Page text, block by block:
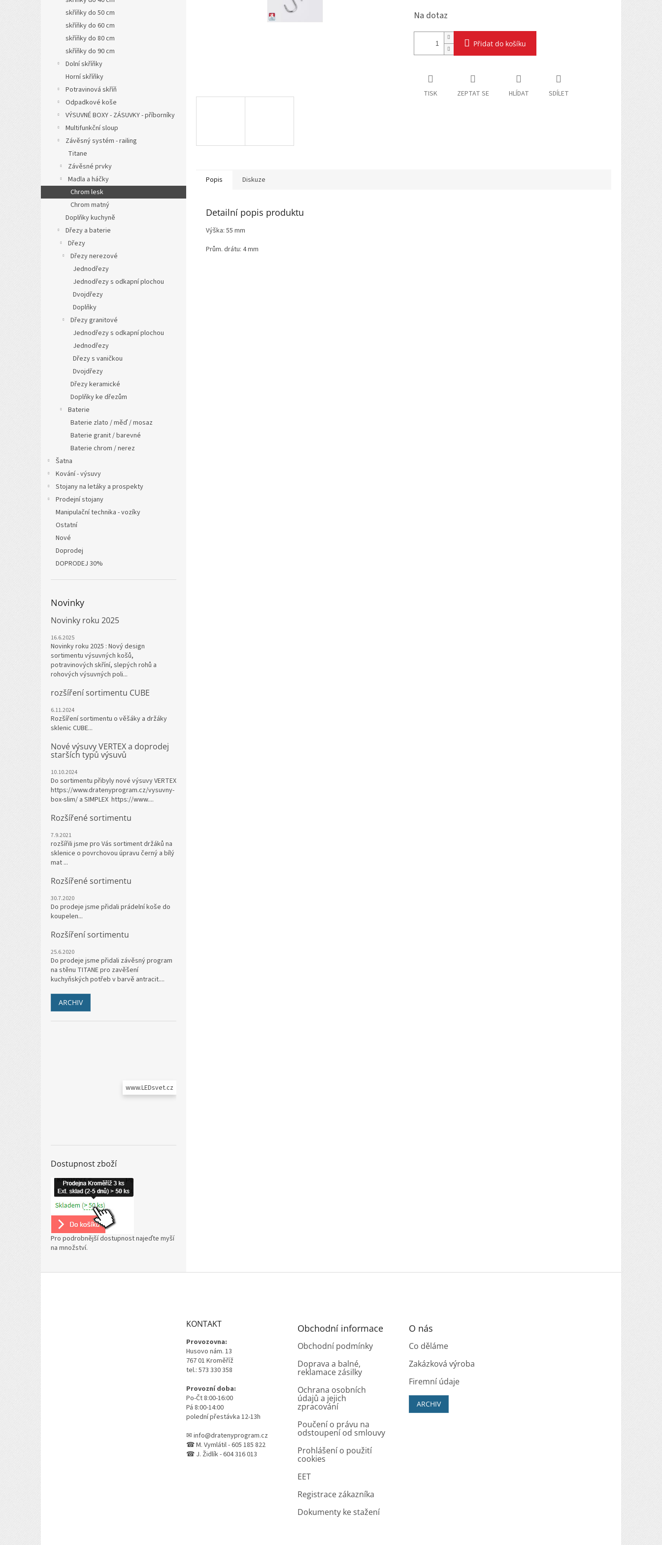
skříňky do 50 cm
skříňky do 60 cm
skříňky do 80 cm
skříňky do 90 cm
Dolní skříňky
Horní skříňky
Potravinová skříň
Odpadkové koše
VÝSUVNÉ BOXY - ZÁSUVKY - příborníky
Multifunkční sloup
Závěsný systém - railing
Titane
Závěsné prvky
Madla a háčky
Chrom lesk
Chrom matný
Doplňky kuchyně
Dřezy a baterie
Dřezy
Dřezy nerezové
Jednodřezy
Jednodřezy s odkapní plochou
Dvojdřezy
Doplňky
Dřezy granitové
Jednodřezy s odkapní plochou
Jednodřezy
Dřezy s vaničkou
Dvojdřezy
Dřezy keramické
Doplňky ke dřezům
Baterie
Baterie zlato / měď / mosaz
Baterie granit / barevné
Baterie chrom / nerez
Šatna
Kování - výsuvy
Stojany na letáky a prospekty
Prodejní stojany
Manipulační technika - vozíky
Ostatní
Nové
Doprodej
DOPRODEJ 30%
Novinky
Novinky roku 2025
16.6.2025
Novinky roku 2025 : Nový design
sortimentu výsuvných košů,
potravinových skříní, slepých rohů a
rohových výsuvných poli...
rozšíření sortimentu CUBE
6.11.2024
Rozšíření sortimentu o věšáky a držáky
sklenic CUBE...
Nové výsuvy VERTEX a doprodej
starších typů výsuvů
10.10.2024
Do sortimentu přibyly nové výsuvy VERTEX
https://www.dratenyprogram.cz/vysuvny-
box-slim/ a SIMPLEX https://www....
Rozšířené sortimentu
7.9.2021
rozšířili jsme pro Vás sortiment držáků na
sklenice o povrchovou úpravu černý a bílý
mat ...
Rozšířené sortimentu
30.7.2020
Do prodeje jsme přidali prádelní koše do
koupelen...
Rozšíření sortimentu
25.6.2020
Do prodeje jsme přidali závěsný program
na stěnu TITANE pro zavěšení
kuchyňských potřeb v barvě antracit....
ARCHIV
www.LEDsvet.cz
Dostupnost zboží
Pro podrobnější dostupnost najeďte myší
na množství.
Na dotaz
Přidat do košíku
TISK ZEPTAT SE HLÍDAT SDÍLET
Popis Diskuze
Detailní popis produktu
Výška: 55 mm
Prům. drátu: 4 mm
KONTAKT
Provozovna:
Husovo nám. 13
767 01 Kroměříž
tel.: 573 330 358
Provozní doba:
Po-Čt 8:00-16:00
Pá 8:00-14:00
polední přestávka 12-13h
✉ info@dratenyprogram.cz
☎ M. Vymlátil - 605 185 822
☎ J. Židlík - 604 316 013
Obchodní informace
Obchodní podmínky
Doprava a balné,
reklamace zásilky
Ochrana osobních
údajů a jejich
zpracování
Poučení o právu na
odstoupení od smlouvy
Prohlášení o použití
cookies
EET
Registrace zákazníka
Dokumenty ke stažení
O nás
Co děláme
Zakázková výroba
Firemní údaje
ARCHIV